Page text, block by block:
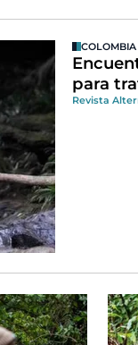
COLOMBIA
para
Revista